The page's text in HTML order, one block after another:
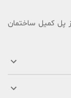
پل کمیل ساختمان